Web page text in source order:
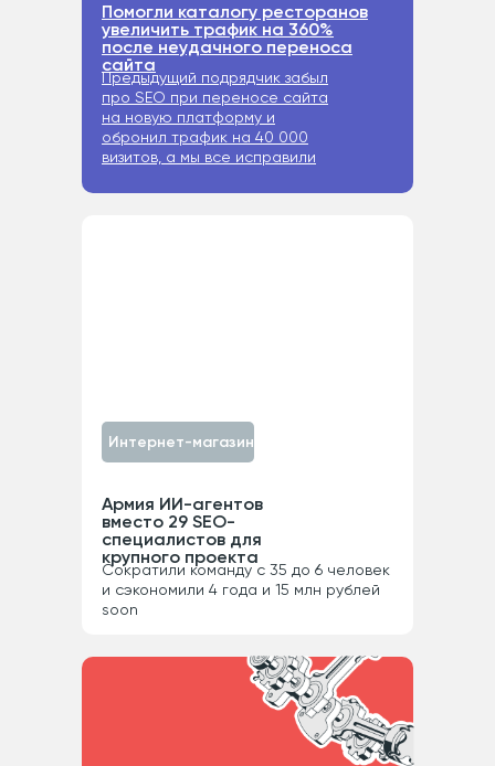
Помогли каталогу ресторанов
увеличить трафик на 360%
после неудачного переноса
сайта
Предыдущий подрядчик забыл
про SEO при переносе сайта
на новую платформу и
обронил трафик на 40 000
визитов, а мы все исправили
Армия ИИ-агентов
вместо 29 SEO-
специалистов для
крупного проекта
Сократили команду с 35 до 6 человек
и сэкономили 4 года и 15 млн рублей
soon
Интернет-магазин